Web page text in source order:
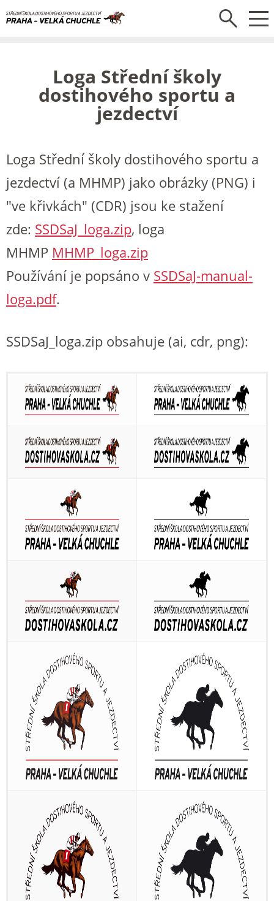
Loga Střední školy
dostihového sportu a
jezdectví
Loga Střední školy dostihového sportu a
jezdectví (a MHMP) jako obrázky (PNG) i
"ve křivkách" (CDR) jsou ke stažení
zde: SSDSaJ_loga.zip, loga
MHMP MHMP_loga.zip
Používání je popsáno v SSDSaJ-manual-
loga.pdf.
SSDSaJ_loga.zip obsahuje (ai, cdr, png):